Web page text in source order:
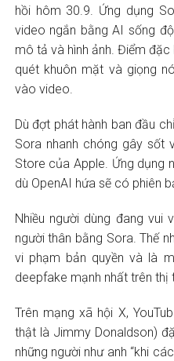
hồi hôm 30.9. Ứng dụng
video ngắn bằng AI sống
mô tả và hình ảnh. Điểm
quét khuôn mặt và giọng
vào video.
Dù đợt phát hành ban đầu
Sora nhanh chóng gây sốt
Store của Apple. Ứng dụng
dù OpenAI hứa sẽ có phiên
Nhiều người dùng đang
người thân bằng Sora. Thế
vi phạm bản quyền và là
deepfake mạnh nhất trên thị
Trên mạng xã hội X,
thật là Jimmy Donaldson)
những người như anh “khi